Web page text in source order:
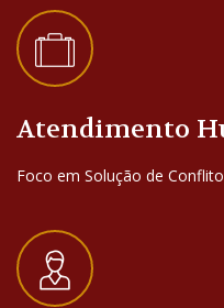
Atendimento
Foco em Solução de